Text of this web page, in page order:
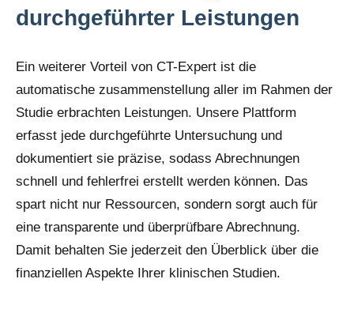
durchgeführter Leistungen
Ein weiterer Vorteil von CT-Expert ist die
automatische zusammenstellung aller im Rahmen der
Studie erbrachten Leistungen. Unsere Plattform
erfasst jede durchgeführte Untersuchung und
dokumentiert sie präzise, sodass Abrechnungen
schnell und fehlerfrei erstellt werden können. Das
spart nicht nur Ressourcen, sondern sorgt auch für
eine transparente und überprüfbare Abrechnung.
Damit behalten Sie jederzeit den Überblick über die
finanziellen Aspekte Ihrer klinischen Studien.